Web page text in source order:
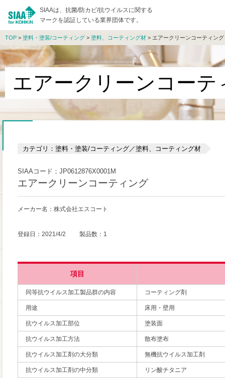
SIAAは、抗菌/防カビ/抗ウイルスに関する
マークを認証している業界団体です。
TOP > 塗料・塗装/コーティング > 塗料、コーティング材 > エアークリーンコーティング
エアークリーンコーテ
カテゴリ：塗料・塗装/コーティング／塗料、コーティング材
SIAAコード：JP0612876X0001M
エアークリーンコーティング
メーカー名：株式会社エスコート
登録日：2021/4/2 製品数：1
項目
同等抗ウイルス加工製品群の内容 コーティング剤
用途 床用・壁用
抗ウイルス加工部位 塗装面
抗ウイルス加工方法 散布塗布
抗ウイルス加工剤の大分類 無機抗ウイルス加工剤
抗ウイルス加工剤の中分類 リン酸チタニア